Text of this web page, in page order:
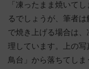
「凍ったまま焼いて
るでしょうが、筆者
で焼き上げる場合は
理しています。上の写
鳥台」から落ちてし